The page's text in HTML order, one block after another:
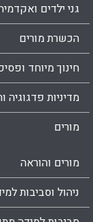
גני ילדים
הכשרת מורים
חינוך מיוחד
מדיניות פדגוגיה
מורים
מורים והוראה
ניהול וסביבות